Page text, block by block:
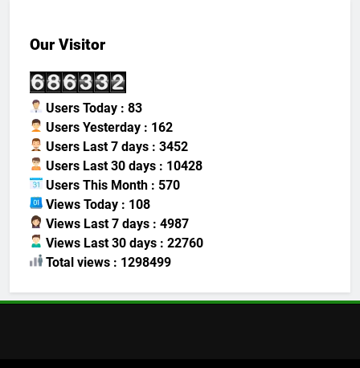
Our Visitor
Users Today : 83
Users Yesterday : 162
Users Last 7 days : 3452
Users Last 30 days : 10428
Users This Month : 570
Views Today : 108
Views Last 7 days : 4987
Views Last 30 days : 22760
Total views : 1298499